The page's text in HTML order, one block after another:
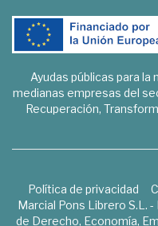
Ayudas públicas para
medianas empresas del
Recuperación,
Política de privacidad
Marcial Pons Librero S.L.
de Derecho, Economía,